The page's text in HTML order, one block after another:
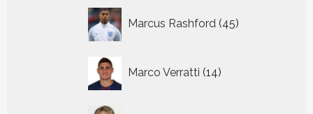
Marcus Rashford 45
producten
Marco Verratti 14
producten